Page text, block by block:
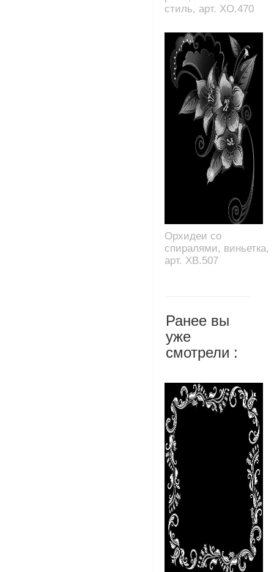
стиль, арт. XO.470
Орхидеи со
спиралями, виньетка,
арт. XB.507
Ранее вы
уже
смотрели :